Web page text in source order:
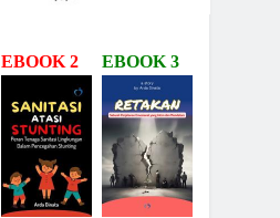
EBOOK 2 EBOOK 3